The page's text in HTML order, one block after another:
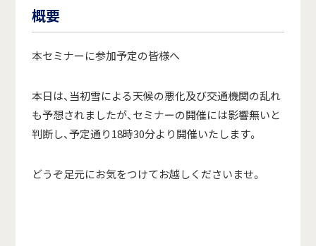
概要
本セミナーに参加予定の皆様へ
本日は、当初雪による天候の悪化及び交通機関の乱れ
も予想されましたが、セミナーの開催には影響無いと
判断し、予定通り18時30分より開催いたします。
どうぞ足元にお気をつけてお越しくださいませ。